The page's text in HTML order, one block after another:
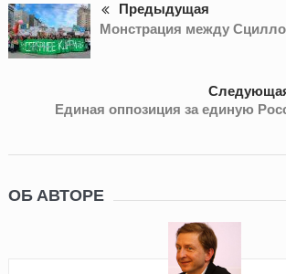
Предыдущая
Монстрация между
Единая оппозиция за единую
ОБ АВТОРЕ